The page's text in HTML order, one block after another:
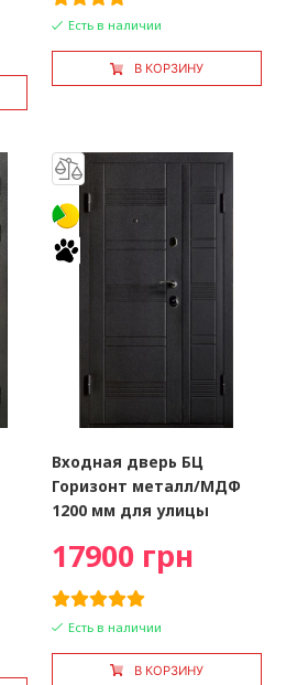
Есть в наличии
В КОРЗИНУ
Входная дверь БЦ
Горизонт металл/МДФ
1200 мм для улицы
17900 грн
Есть в наличии
В КОРЗИНУ